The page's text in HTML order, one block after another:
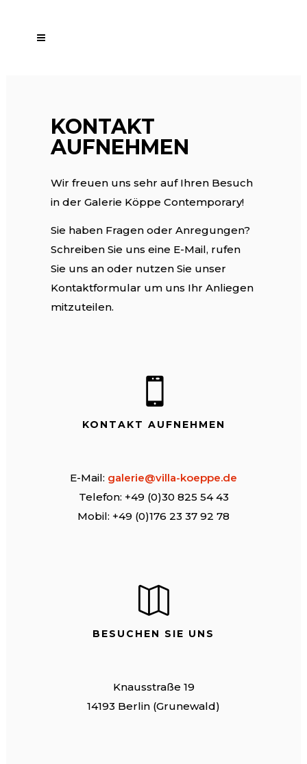
KONTAKT
AUFNEHMEN
Wir freuen uns sehr auf Ihren Besuch
in der Galerie Köppe Contemporary!
Sie haben Fragen oder Anregungen?
Schreiben Sie uns eine E-Mail, rufen
Sie uns an oder nutzen Sie unser
Kontaktformular um uns Ihr Anliegen
mitzuteilen.
KONTAKT AUFNEHMEN
E-Mail: galerie@villa-koeppe.de
Telefon: +49 (0)30 825 54 43
Mobil: +49 (0)176 23 37 92 78
BESUCHEN SIE UNS
Knausstraße 19
14193 Berlin (Grunewald)